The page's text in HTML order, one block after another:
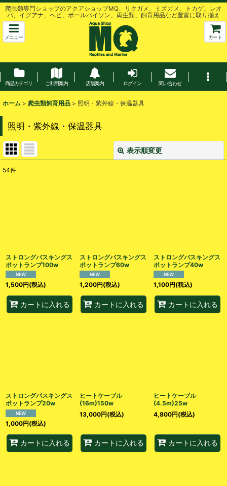
爬虫類専門ショップのアクアショップMQ、リクガメ、ミズガメ、トカゲ、レオ
パ、イグアナ、ヘビ、ボールパイソン、両生類、飼育用品など豊富に取り揃え
メニュー カート
商品カテゴリ ご利用案内 店舗案内 ログイン 問い合わせ
ホーム > 爬虫類飼育用品 > 照明・紫外線・保温器具
照明・紫外線・保温器具
表示順変更
54件
ストロングバスキングス
ポットランプ100w
1,500円(税込)
カートに入れる
ストロングバスキングス
ポットランプ60w
1,200円(税込)
カートに入れる
ストロングバスキングス
ポットランプ40w
1,100円(税込)
カートに入れる
ストロングバスキングス
ポットランプ20w
1,000円(税込)
カートに入れる
ヒートケーブル
(16m)150w
13,000円(税込)
カートに入れる
ヒートケーブル
(4.5m)25w
4,800円(税込)
カートに入れる